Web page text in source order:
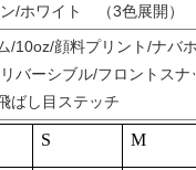
/ホワイト （3色展開）
/10oz/顔料プリント/ナバ
バーシブル/フロントスナ
ばし目ステッチ
S M